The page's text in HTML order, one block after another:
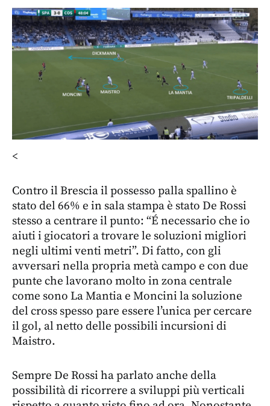
<
Contro il Brescia il possesso palla spallino è
stato del 66% e in sala stampa è stato De Rossi
stesso a centrare il punto: “É necessario che io
aiuti i giocatori a trovare le soluzioni migliori
negli ultimi venti metri”. Di fatto, con gli
avversari nella propria metà campo e con due
punte che lavorano molto in zona centrale
come sono La Mantia e Moncini la soluzione
del cross spesso pare essere l’unica per cercare
il gol, al netto delle possibili incursioni di
Maistro.
Sempre De Rossi ha parlato anche della
possibilità di ricorrere a sviluppi più verticali